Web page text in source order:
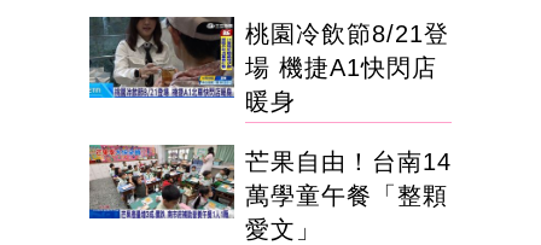
桃園冷飲節8/21登
場 機捷A1快閃店
暖身
芒果自由！台南14
萬學童午餐「整顆
愛文」